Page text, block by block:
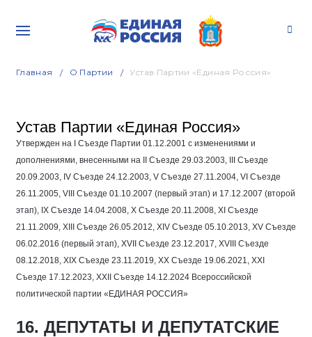
Главная О Партии Устав Партии «Единая Россия»
Устав Партии «Единая Россия»
Утвержден на I Съезде Партии 01.12.2001 с изменениями и
дополнениями, внесенными на II Съезде 29.03.2003, III Съезде
20.09.2003, IV Съезде 24.12.2003, V Съезде 27.11.2004, VI Съезде
26.11.2005, VIII Съезде 01.10.2007 (первый этап) и 17.12.2007 (второй
этап), IX Съезде 14.04.2008, Х Съезде 20.11.2008, ХI Съезде
21.11.2009, ХIII Съезде 26.05.2012, ХIV Съезде 05.10.2013, ХV Съезде
06.02.2016 (первый этап), XVII Съезде 23.12.2017, XVIII Съезде
08.12.2018, XIX Съезде 23.11.2019, XX Съезде 19.06.2021, XXI
Съезде 17.12.2023, XXII Съезде 14.12.2024 Всероссийской
политической партии «ЕДИНАЯ РОССИЯ»
16. ДЕПУТАТЫ И ДЕПУТАТСКИЕ